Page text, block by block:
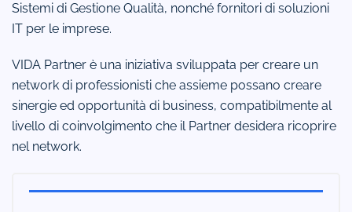
Sistemi di Gestione Qualità, nonché fornitori di soluzioni
IT per le imprese.
VIDA Partner è una iniziativa sviluppata per creare un
network di professionisti che assieme possano creare
sinergie ed opportunità di business, compatibilmente al
livello di coinvolgimento che il Partner desidera ricoprire
nel network.